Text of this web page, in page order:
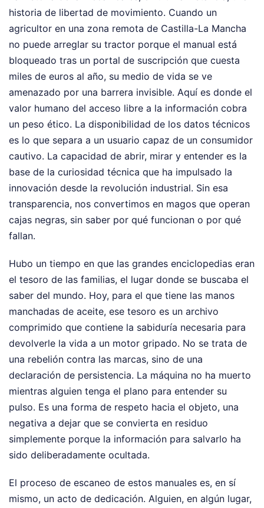
historia de libertad de movimiento. Cuando un
agricultor en una zona remota de Castilla-La Mancha
no puede arreglar su tractor porque el manual está
bloqueado tras un portal de suscripción que cuesta
miles de euros al año, su medio de vida se ve
amenazado por una barrera invisible. Aquí es donde el
valor humano del acceso libre a la información cobra
un peso ético. La disponibilidad de los datos técnicos
es lo que separa a un usuario capaz de un consumidor
cautivo. La capacidad de abrir, mirar y entender es la
base de la curiosidad técnica que ha impulsado la
innovación desde la revolución industrial. Sin esa
transparencia, nos convertimos en magos que operan
cajas negras, sin saber por qué funcionan o por qué
fallan.
Hubo un tiempo en que las grandes enciclopedias eran
el tesoro de las familias, el lugar donde se buscaba el
saber del mundo. Hoy, para el que tiene las manos
manchadas de aceite, ese tesoro es un archivo
comprimido que contiene la sabiduría necesaria para
devolverle la vida a un motor gripado. No se trata de
una rebelión contra las marcas, sino de una
declaración de persistencia. La máquina no ha muerto
mientras alguien tenga el plano para entender su
pulso. Es una forma de respeto hacia el objeto, una
negativa a dejar que se convierta en residuo
simplemente porque la información para salvarlo ha
sido deliberadamente ocultada.
El proceso de escaneo de estos manuales es, en sí
mismo, un acto de dedicación. Alguien, en algún lugar,